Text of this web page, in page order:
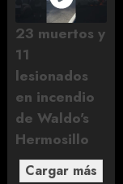
23 muertos y
11
lesionados
en incendio
de Waldo's
Hermosillo
Cargar más